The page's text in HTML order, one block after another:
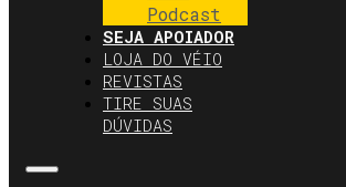
Podcast
SEJA APOIADOR
LOJA DO VÉIO
REVISTAS
TIRE SUAS
DÚVIDAS